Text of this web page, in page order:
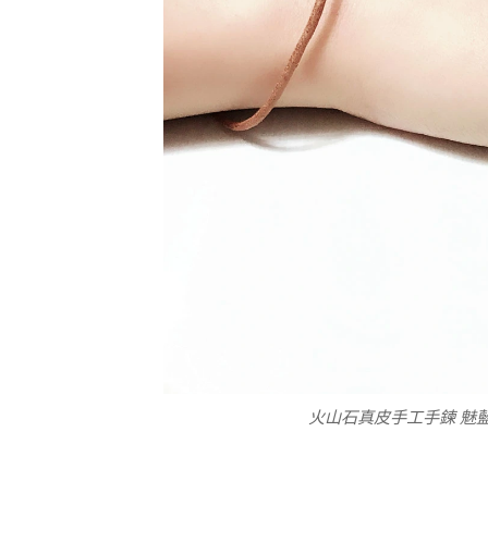
火山石真皮手工手鍊 魅
加購禮物包裝 火山石真皮手工手鍊